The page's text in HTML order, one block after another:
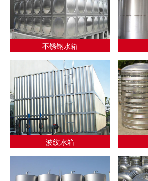
不锈钢水箱
波纹水箱